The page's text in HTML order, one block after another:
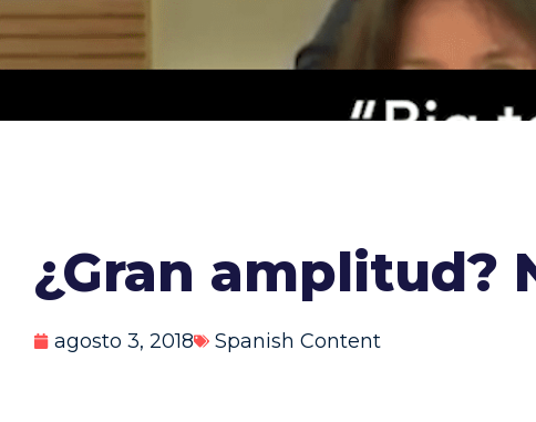
¿Gran amplitud?
agosto 3, 2018 Spanish Content